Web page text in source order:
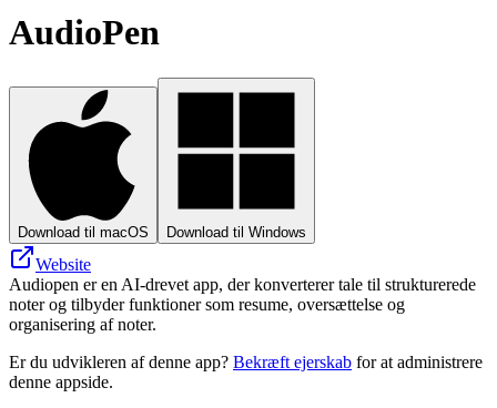
AudioPen
Download til macOS Download til Windows
Website
Audiopen er en AI-drevet app, der konverterer tale til strukturerede
noter og tilbyder funktioner som resume, oversættelse og
organisering af noter.
Er du udvikleren af denne app? Bekræft ejerskab for at administrere
denne appside.